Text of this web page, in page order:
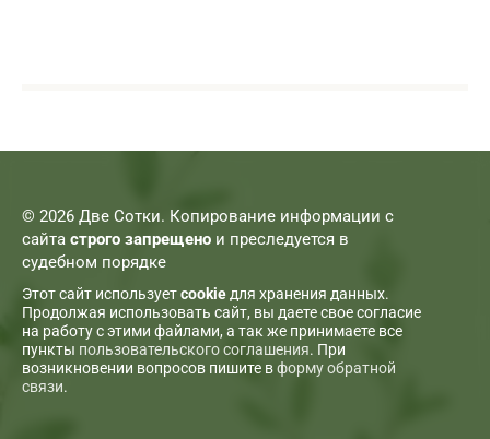
© 2026 Две Сотки. Копирование информации с
сайта строго запрещено и преследуется в
судебном порядке
Этот сайт используетcookie для хранения данных.
Продолжая использовать сайт, вы даете свое согласие
на работу с этими файлами, а так же принимаете все
пункты пользовательского соглашения. При
возникновении вопросов пишите вформу обратной
связи.